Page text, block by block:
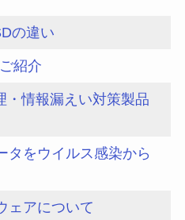
の違い
紹介
・情報漏えい対策製品
タをウイルス感染から
ェアについて